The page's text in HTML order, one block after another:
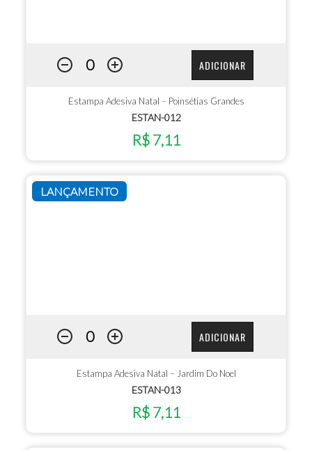
ADICIONAR
Estampa Adesiva Natal – Poinsétias Grandes
ESTAN-012
R$ 7,11
LANÇAMENTO
ADICIONAR
Estampa Adesiva Natal – Jardim Do Noel
ESTAN-013
R$ 7,11